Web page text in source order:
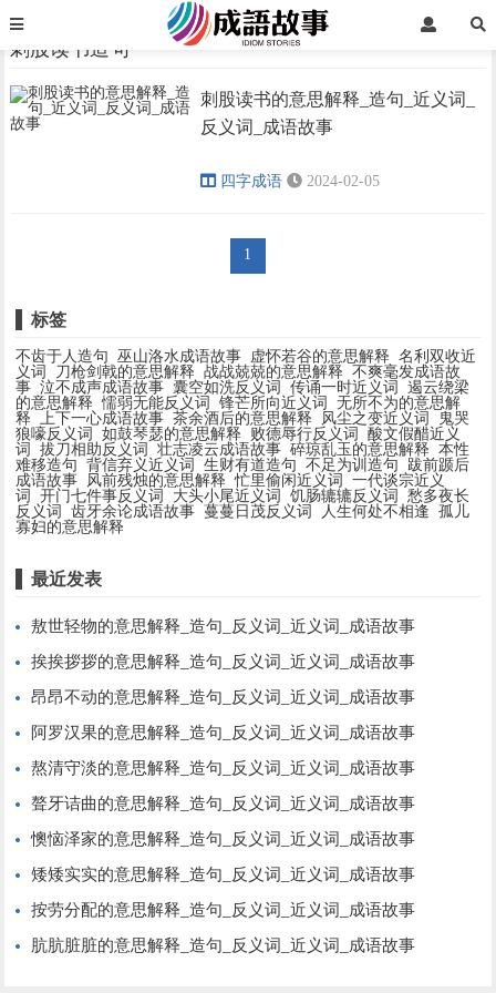
› ›
刺股读书造句
刺股读书造句
刺股读书的意思解释_造句_近义词_
反义词_成语故事
四字成语 2024-02-05
1
标签
不齿于人造句 巫山洛水成语故事 虚怀若谷的意思解释
名利双收近
义词
刀枪剑戟的意思解释 战战兢兢的意思解释
不爽毫发成语故
事 泣不成声成语故事 囊空如洗反义词 传诵一时近义词
遏云绕梁
的意思解释
懦弱无能反义词 锋芒所向近义词
无所不为的意思解
释
上下一心成语故事 茶余酒后的意思解释 风尘之变近义词
鬼哭
狼嚎反义词
如鼓琴瑟的意思解释 败德辱行反义词
酸文假醋近义
词
拔刀相助反义词 壮志凌云成语故事 碎琼乱玉的意思解释
本性
难移造句
背信弃义近义词 生财有道造句 不足为训造句
跋前踬后
成语故事 风前残烛的意思解释 忙里偷闲近义词
一代谈宗近义
词
开门七件事反义词 大头小尾近义词 饥肠辘辘反义词
愁多夜长
反义词
齿牙余论成语故事 蔓蔓日茂反义词 人生何处不相逢
孤儿
寡妇的意思解释
最近发表
敖世轻物的意思解释_造句_反义词_近义词_成语故事
挨挨拶拶的意思解释_造句_反义词_近义词_成语故事
昂昂不动的意思解释_造句_反义词_近义词_成语故事
阿罗汉果的意思解释_造句_反义词_近义词_成语故事
熬清守淡的意思解释_造句_反义词_近义词_成语故事
聱牙诘曲的意思解释_造句_反义词_近义词_成语故事
懊恼泽家的意思解释_造句_反义词_近义词_成语故事
矮矮实实的意思解释_造句_反义词_近义词_成语故事
按劳分配的意思解释_造句_反义词_近义词_成语故事
肮肮脏脏的意思解释_造句_反义词_近义词_成语故事